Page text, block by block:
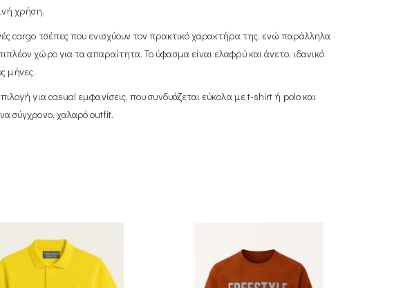
χρήση.
cargo τσέπες που ενισχύουν τον πρακτικό χαρακτήρα της, ενώ παράλληλα
χώρο για τα απαραίτητα. Το ύφασμα είναι ελαφρύ και άνετο, ιδανικό
μήνες.
για casual εμφανίσεις, που συνδυάζεται εύκολα με t-shirt ή polo και
σύγχρονο, χαλαρό outfit.